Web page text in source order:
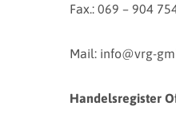
Fax.: 069 – 904
Mail: info@vrg-
Handelsregister